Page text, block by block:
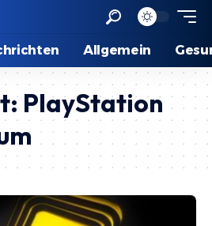
Allgemein
PlayStation